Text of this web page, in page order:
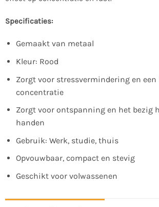
Specificaties:
Gemaakt van metaal
Kleur: Rood
Zorgt voor stressvermindering en een
concentratie
Zorgt voor ontspanning en het bezig
handen
Gebruik: Werk, studie, thuis
Opvouwbaar, compact en stevig
Geschikt voor volwassenen